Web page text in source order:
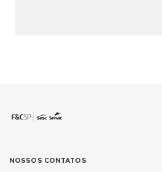
NOSSOS CONTATOS